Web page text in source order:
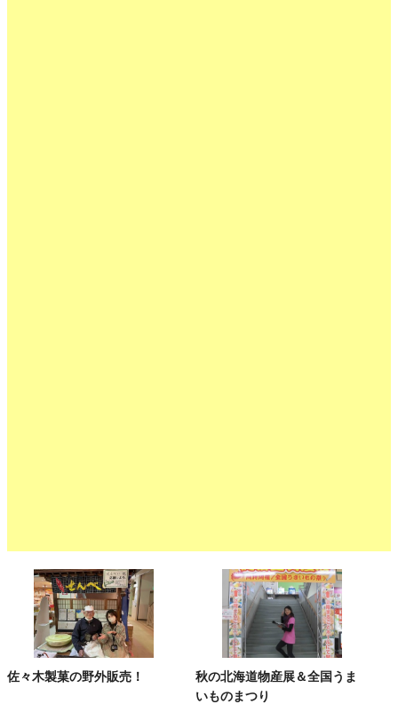
佐々木製菓の野外販売！
秋の北海道物産展＆全国うま
いものまつり